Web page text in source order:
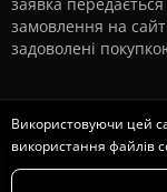
замовлення на
задоволені
Використовуючи цей
використання файлів